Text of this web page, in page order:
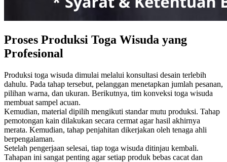
Proses Produksi Toga Wisuda yang
Profesional
Produksi toga wisuda dimulai melalui konsultasi desain terlebih
dahulu. Pada tahap tersebut, pelanggan menetapkan jumlah pesanan,
pilihan warna, dan ukuran. Berikutnya, tim konveksi toga wisuda
membuat sampel acuan.
Kemudian, material dipilih mengikuti standar mutu produksi. Tahap
pemotongan kain dilakukan secara cermat agar hasil akhirnya
merata. Kemudian, tahap penjahitan dikerjakan oleh tenaga ahli
berpengalaman.
Setelah pengerjaan selesai, tiap toga wisuda ditinjau kembali.
Tahapan ini sangat penting agar setiap produk bebas cacat dan